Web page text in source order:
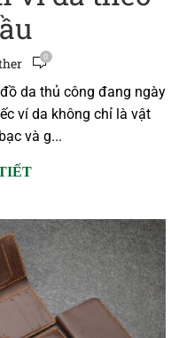
0
da thủ công đang ngày
ví da không chỉ là vật
và g...